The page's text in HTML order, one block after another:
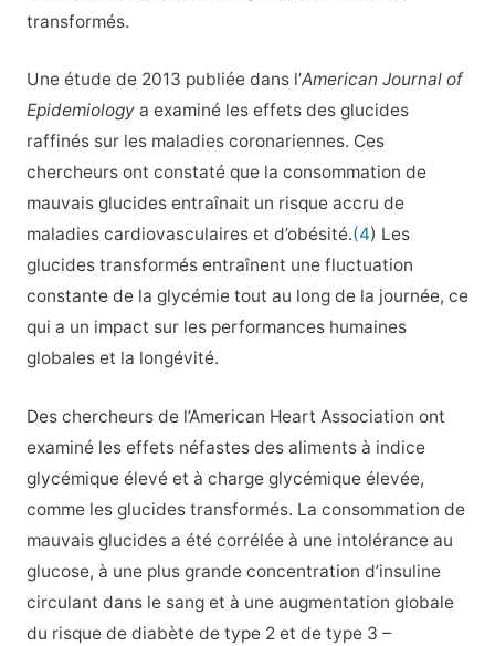
transformés.
Une étude de 2013 publiée dans l’American Journal of
Epidemiologya examiné les effets des glucides
raffinés sur les maladies coronariennes. Ces
chercheurs ont constaté que la consommation de
mauvais glucides entraînait un risque accru de
maladies cardiovasculaires et d’obésité.(4) Les
glucides transformés entraînent une fluctuation
constante de la glycémie tout au long de la journée, ce
qui a un impact sur les performances humaines
globales et la longévité.
Des chercheurs de l’American Heart Association ont
examiné les effets néfastes des aliments à indice
glycémique élevé et à charge glycémique élevée,
comme les glucides transformés. La consommation de
mauvais glucides a été corrélée à une intolérance au
glucose, à une plus grande concentration d’insuline
circulant dans le sang et à une augmentation globale
du risque de diabète de type 2 et de type 3 –